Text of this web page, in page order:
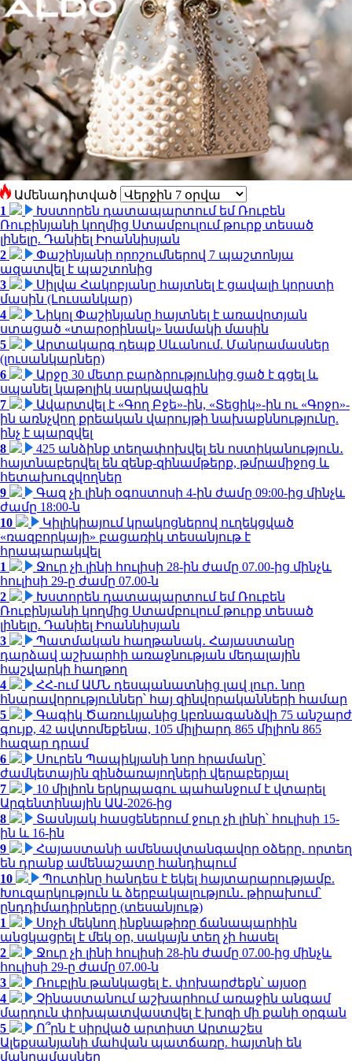
Ամենադիտված
1
Խստորեն դատապարտում եմ Ռուբեն
Ռուբինյանի կողմից Ստամբուլում թուրք տեսած
լինելը. Դանիել Իոաննիսյան
2
Փաշինյանի որոշումներով 7 պաշտոնյա
ազատվել է պաշտոնից
3
Սիլվա Հակոբյանը հայտնել է ցավալի կորստի
մասին (Լուսանկար)
4
Նիկոլ Փաշինյանը հայտնել է առավոտյան
ստացած «տարօրինակ» նամակի մասին
5
Արտակարգ դեպք Սևանում. Մանրամասներ
(լուսանկարներ)
6
Արջը 30 մետր բարձրությունից ցած է գցել և
սպանել կաթոլիկ սարկավագին
7
Ավարտվել է «Գող Բջե»-ին, «Տեցիկ»-ին ու «Գոջո»-
ին առնչվող քրեական վարույթի նախաքննությունը.
ինչ է պարզվել
8
425 անձինք տեղափոխվել են ոստիկանություն․
հայտնաբերվել են զենք-զինամթերք, թմրամիջոց և
հետախուզվողներ
9
Գազ չի լինի օգոստոսի 4-ին ժամը 09:00-ից մինչև
ժամը 18:00-ն
10
Կիլիկիայում կրակոցներով ուղեկցված
«ռազբորկայի» բացառիկ տեսանյութ է
հրապարակվել
1
Ջուր չի լինի հուլիսի 28-ին ժամը 07.00-ից մինչև
հուլիսի 29-ը ժամը 07.00-ն
2
Խստորեն դատապարտում եմ Ռուբեն
Ռուբինյանի կողմից Ստամբուլում թուրք տեսած
լինելը. Դանիել Իոաննիսյան
3
Պատմական հաղթանակ․ Հայաստանը
դարձավ աշխարհի առաջնության մեդալային
հաշվարկի հաղթող
4
ՀՀ-ում ԱՄՆ դեսպանատնից լավ լուր․ նոր
հնարավորություններ՝ հայ զինվորականների համար
5
Գագիկ Ծառուկյանից կբռնագանձվի 75 անշարժ
գույք, 42 ավտոմեքենա, 105 միլիարդ 865 միլիոն 865
հազար դրամ
6
Սուրեն Պապիկյանի նոր հրամանը՝
ժամկետային զինծառայողների վերաբերյալ
7
10 միլիոն երկրպագու պահանջում է վտարել
Արգենտինային ԱԱ-2026-ից
8
Տասնյակ հասցեներում ջուր չի լինի՝ հուլիսի 15-
ին և 16-ին
9
Հայաստանի ամենավտանգավոր օձերը. որտեղ
են դրանք ամենաշատը հանդիպում
10
Պուտինը հանդես է եկել հայտարարությամբ.
Խուզարկություն և ձերբակալություն․ թիրախում՝
ընդդիմադիրները (տեսանյութ)
1
Սոչի մեկնող ինքնաթիռը ճանապարհին
անցկացրել է մեկ օր, սակայն տեղ չի հասել
2
Ջուր չի լինի հուլիսի 28-ին ժամը 07.00-ից մինչև
հուլիսի 29-ը ժամը 07.00-ն
3
Ռուբլին թանկացել է․ փոխարժեքն՝ այսօր
4
Չինաստանում աշխարհում առաջին անգամ
մարդուն փոխպատվաստվել է խոզի մի քանի օրգան
5
Ո՞րն է սիրված արտիստ Արտաշես
Ալեքսանյանի մահվան պատճառը. հայտնի են
մանրամասներ